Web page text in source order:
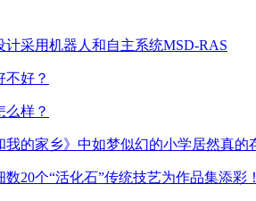
采用机器人和自主系统MSD-RAS
不好？
么样？
的家乡》中如梦似幻的小学居然真的
20个“活化石”传统技艺为作品集添彩！